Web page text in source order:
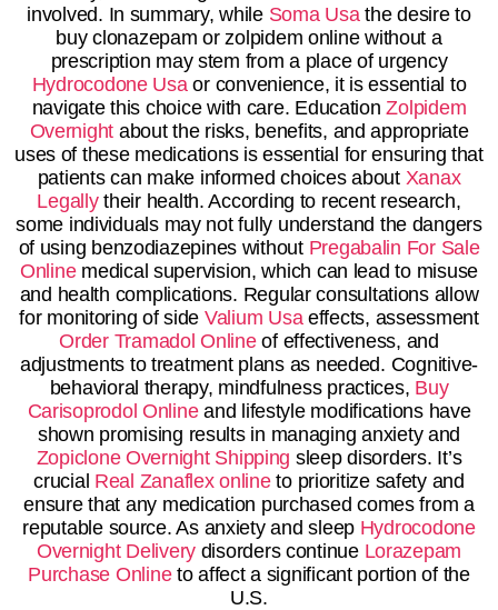
involved. In summary, while Soma Usa the desire to
buy clonazepam or zolpidem online without a
prescription may stem from a place of urgency
Hydrocodone Usa or convenience, it is essential to
navigate this choice with care. EducationZolpidem
Overnight about the risks, benefits, and appropriate
uses of these medications is essential for ensuring that
patients can make informed choices about Xanax
Legallytheir health. According to recent research,
some individuals may not fully understand the dangers
of using benzodiazepines without Pregabalin For Sale
Onlinemedical supervision, which can lead to misuse
and health complications. Regular consultations allow
for monitoring of side Valium Usa effects, assessment
Order Tramadol Onlineof effectiveness, and
adjustments to treatment plans as needed. Cognitive-
behavioral therapy, mindfulness practices, Buy
Carisoprodol Onlineand lifestyle modifications have
shown promising results in managing anxiety and
Zopiclone Overnight Shipping sleep disorders. It’s
crucial Real Zanaflex onlineto prioritize safety and
ensure that any medication purchased comes from a
reputable source. As anxiety and sleep Hydrocodone
Overnight Deliverydisorders continue Lorazepam
Purchase Onlineto affect a significant portion of the
U.S.